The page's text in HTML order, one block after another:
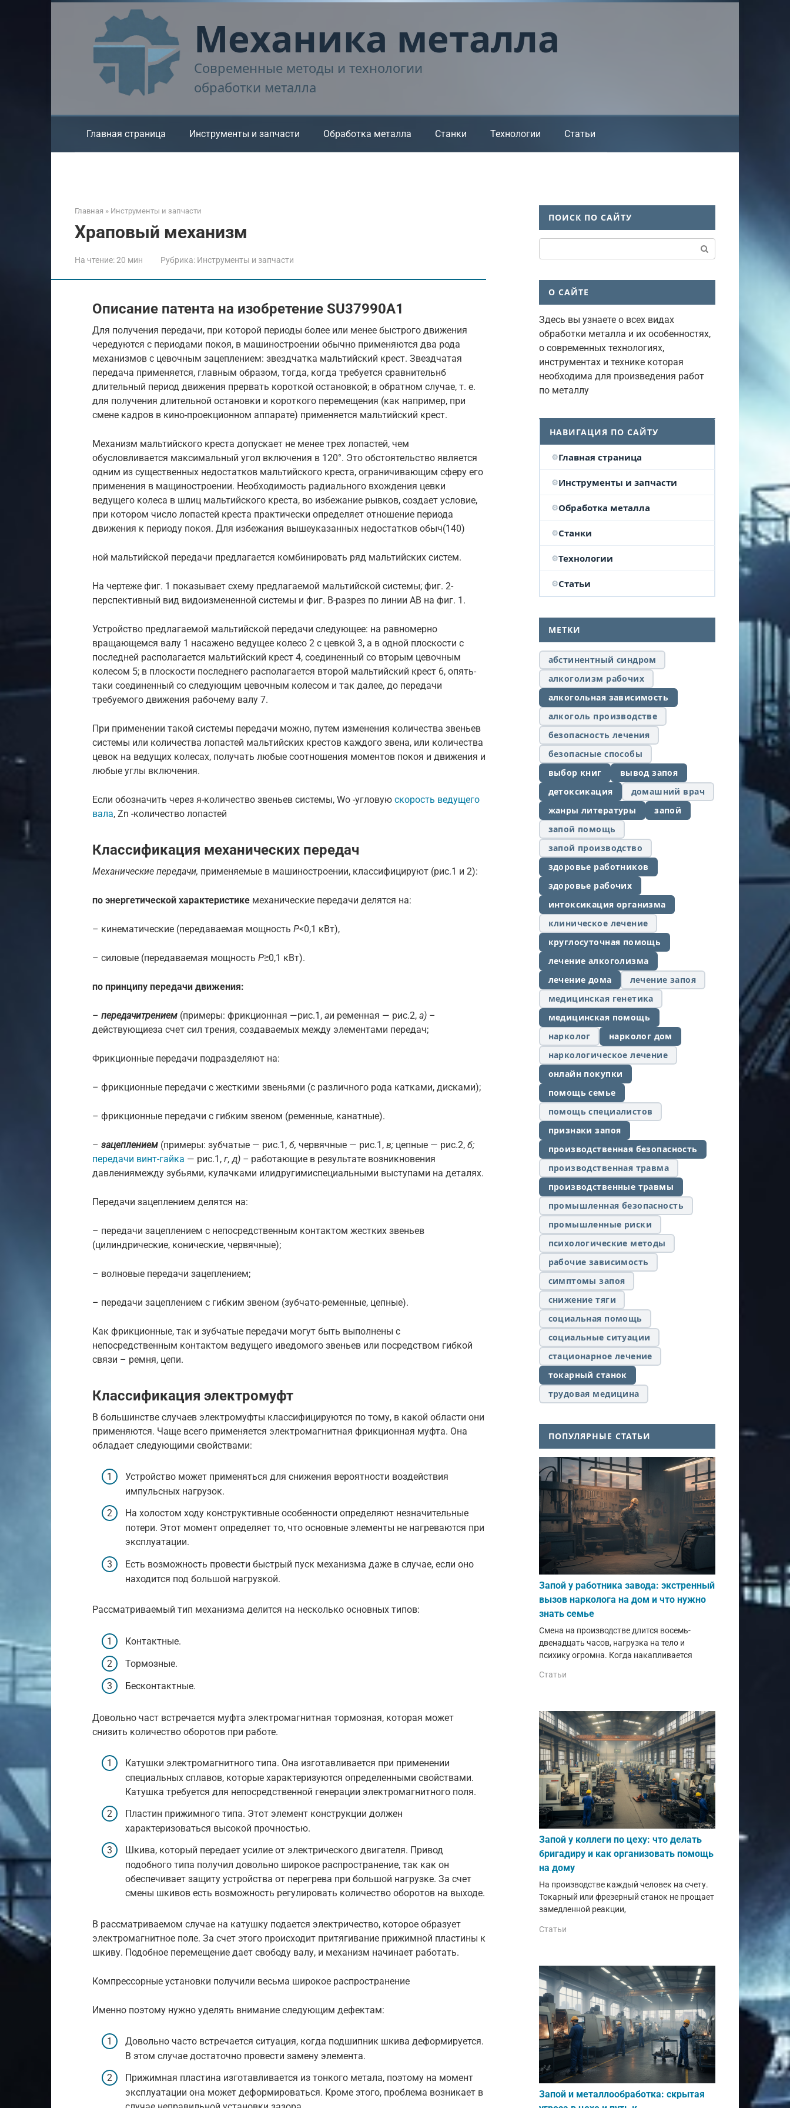
Механика металла
Современные методы и технологии
обработки металла
Главная страница Инструменты и запчасти Обработка металла Станки Технологии Статьи
Главная » Инструменты и запчасти
Храповый механизм
На чтение:20 мин Рубрика: Инструменты и запчасти
Описание патента на изобретение SU37990A1
Для получения передачи, при которой периоды более или менее быстрого движения
чередуются с периодами покоя, в машиностроении обычно применяются два рода
механизмов с цевочным зацеплением: звездчатка мальтийский крест. Звездчатая
передача применяется, главным образом, тогда, когда требуется сравнительнб
длительный период движения прервать короткой остановкой; в обратном случае, т. е.
для получения длительной остановки и короткого перемещения (как например, при
смене кадров в кино-проекционном аппарате) применяется мальтийский крест.
Механизм мальтийского креста допускает не менее трех лопастей, чем
обусловливается максимальный угол включения в 120°. Это обстоятельство является
одним из существенных недостатков мальтийского креста, ограничивающим сферу его
применения в мащиностроении. Необходимость радиального вхождения цевки
ведущего колеса в шлиц мальтийского креста, во избежание рывков, создает условие,
при котором число лопастей креста практически определяет отношение периода
движения к периоду покоя. Для избежания вышеуказанных недостатков обыч(140)
ной мальтийской передачи предлагается комбинировать ряд мальтийских систем.
На чертеже фиг. 1 показывает схему предлагаемой мальтийской системы; фиг. 2-
перспективный вид видоизмененной системы и фиг. В-разрез по линии АВ на фиг. 1.
Устройство предлагаемой мальтийской передачи следующее: на равномерно
вращающемся валу 1 насажено ведущее колесо 2 с цевкой 3, а в одной плоскости с
последней располагается мальтийский крест 4, соединенный со вторым цевочным
колесом 5; в плоскости последнего располагается второй мальтийский крест 6, опять-
таки соединенный со следующим цевочным колесом и так далее, до передачи
требуемого движения рабочему валу 7.
При применении такой системы передачи можно, путем изменения количества звеньев
системы или количества лопастей мальтийских крестов каждого звена, или количества
цевок на ведущих колесах, получать любые соотношения моментов покоя и движения и
любые углы включения.
Если обозначить через я-количество звеньев системы, Wo -угловую скорость ведущего
вала, Zn -количество лопастей
Классификация механических передач
Механические передачи, применяемые в машиностроении, класси­фицируют (рис.1 и 2):
по энергетической характеристике механические передачи делятся на:
– кинематические (передаваемая мощность Р<0,1 кВт),
– силовые (передаваемая мощность Р≥0,1 кВт).
по принципу передачи движения:
– передачитрением (примеры: фрикционная —рис.1, аи ременная — рис.2, а) –
действующиеза счет сил трения, создаваемых между элементами передач;
Фрикционные передачи подразделяют на:
– фрикционные передачи с жесткими звеньями (с различного рода катками, дисками);
– фрикционные передачи с гибким звеном (ременные, канатные).
– зацеплением (примеры: зубчатые — рис.1, б, червячные — рис.1, в; цеп­ные — рис.2, б;
передачи винт-гайка — рис.1, г, д) – работающие в результате возникновения
давлениямежду зубьями, кулачками илидругимиспециальными выступами на деталях.
Передачи зацеплением делятся на:
– передачи зацеплением с непосредственным контактом жестких звеньев
(цилиндрические, конические, червячные);
– волновые передачи зацеплением;
– передачи зацеплением с гибким звеном (зубчато-ременные, цепные).
Как фрикционные, так и зубчатые передачи могут быть выполнены с
непосредственным контактом ведущего иведомого звеньев или посредством гибкой
связи – ремня, цепи.
Классификация электромуфт
В большинстве случаев электромуфты классифицируются по тому, в какой области они
применяются. Чаще всего применяется электромагнитная фрикционная муфта. Она
обладает следующими свойствами:
Устройство может применяться для снижения вероятности воздействия
импульсных нагрузок.
На холостом ходу конструктивные особенности определяют незначительные
потери. Этот момент определяет то, что основные элементы не нагреваются при
эксплуатации.
Есть возможность провести быстрый пуск механизма даже в случае, если оно
находится под большой нагрузкой.
Рассматриваемый тип механизма делится на несколько основных типов:
Контактные.
Тормозные.
Бесконтактные.
Довольно част встречается муфта электромагнитная тормозная, которая может
снизить количество оборотов при работе.
Катушки электромагнитного типа. Она изготавливается при применении
специальных сплавов, которые характеризуются определенными свойствами.
Катушка требуется для непосредственной генерации электромагнитного поля.
Пластин прижимного типа. Этот элемент конструкции должен
характеризоваться высокой прочностью.
Шкива, который передает усилие от электрического двигателя. Привод
подобного типа получил довольно широкое распространение, так как он
обеспечивает защиту устройства от перегрева при большой нагрузке. За счет
смены шкивов есть возможность регулировать количество оборотов на выходе.
В рассматриваемом случае на катушку подается электричество, которое образует
электромагнитное поле. За счет этого происходит притягивание прижимной пластины к
шкиву. Подобное перемещение дает свободу валу, и механизм начинает работать.
Компрессорные установки получили весьма широкое распространение
Именно поэтому нужно уделять внимание следующим дефектам:
Довольно часто встречается ситуация, когда подшипник шкива деформируется.
В этом случае достаточно провести замену элемента.
Прижимная пластина изготавливается из тонкого метала, поэтому на момент
эксплуатации она может деформироваться. Кроме этого, проблема возникает в
ПОИСК ПО САЙТУ
О САЙТЕ
Здесь вы узнаете о всех видах
обработки металла и их особенностях,
о современных технологиях,
инструментах и технике которая
необходима для произведения работ
по металлу
НАВИГАЦИЯ ПО САЙТУ
Главная страница
Инструменты и запчасти
Обработка металла
Станки
Технологии
Статьи
МЕТКИ
абстинентный синдром
алкоголизм рабочих
алкогольная зависимость
алкоголь производстве
безопасность лечения
безопасные способы
выбор книг
вывод запоя
детоксикация
домашний врач
жанры литературы
запой
запой помощь
запой производство
здоровье работников
здоровье рабочих
интоксикация организма
клиническое лечение
круглосуточная помощь
лечение алкоголизма
лечение дома
лечение запоя
медицинская генетика
медицинская помощь
нарколог
нарколог дом
наркологическое лечение
онлайн покупки
помощь семье
помощь специалистов
признаки запоя
производственная безопасность
производственная травма
производственные травмы
промышленная безопасность
промышленные риски
психологические методы
рабочие зависимость
симптомы запоя
снижение тяги
социальная помощь
социальные ситуации
стационарное лечение
токарный станок
трудовая медицина
ПОПУЛЯРНЫЕ СТАТЬИ
Запой у работника завода: экстренный
вызов нарколога на дом и что нужно
знать семье
Смена на производстве длится восемь-
двенадцать часов, нагрузка на тело и
психику огромна. Когда накапливается
Статьи
Запой у коллеги по цеху: что делать
бригадиру и как организовать помощь
на дому
На производстве каждый человек на счету.
Токарный или фрезерный станок не прощает
замедленной реакции,
Статьи
Запой и металлообработка: скрытая